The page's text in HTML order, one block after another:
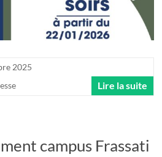
2025
Lire la suite
campus Frassati